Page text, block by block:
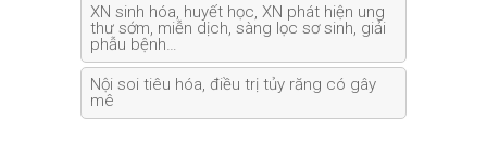
XN sinh hóa, huyết học, XN phát hiện ung
thư sớm, miễn dịch, sàng lọc sơ sinh, giải
phẫu bệnh…
Nội soi tiêu hóa, điều trị tủy răng có gây
mê